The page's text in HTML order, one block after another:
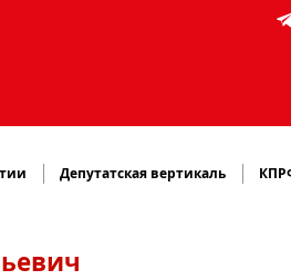
Депутатская вертикаль